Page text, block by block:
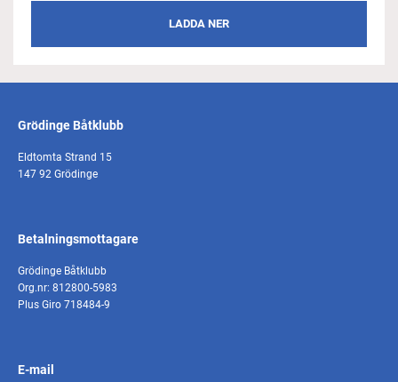
LADDA NER
Grödinge Båtklubb
Eldtomta Strand 15
147 92 Grödinge
Betalningsmottagare
Grödinge Båtklubb
Org.nr: 812800-5983
Plus Giro 718484-9
E-mail